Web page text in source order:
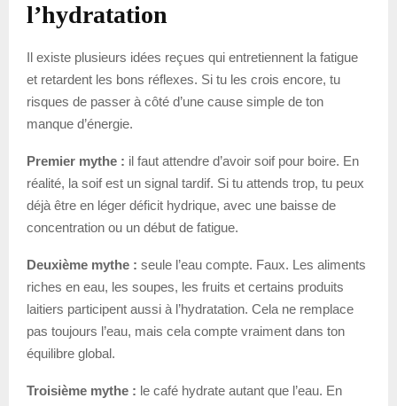
l’hydratation
Il existe plusieurs idées reçues qui entretiennent la fatigue
et retardent les bons réflexes. Si tu les crois encore, tu
risques de passer à côté d’une cause simple de ton
manque d’énergie.
Premier mythe : il faut attendre d’avoir soif pour boire. En
réalité, la soif est un signal tardif. Si tu attends trop, tu peux
déjà être en léger déficit hydrique, avec une baisse de
concentration ou un début de fatigue.
Deuxième mythe : seule l’eau compte. Faux. Les aliments
riches en eau, les soupes, les fruits et certains produits
laitiers participent aussi à l’hydratation. Cela ne remplace
pas toujours l’eau, mais cela compte vraiment dans ton
équilibre global.
Troisième mythe : le café hydrate autant que l’eau. En